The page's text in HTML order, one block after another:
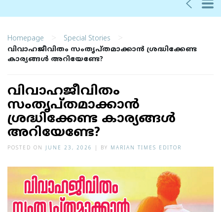
Homepage > Special Stories >
വിവാഹജീവിതം സംതൃപ്തമാക്കാന്‍ ശ്രദ്ധിക്കേണ്ട
കാര്യങ്ങള്‍ അറിയേണ്ടേ?
വിവാഹജീവിതം
സംതൃപ്തമാക്കാന്‍
ശ്രദ്ധിക്കേണ്ട കാര്യങ്ങള്‍
അറിയേണ്ടേ?
POSTED ON JUNE 23, 2026 BY MARIAN TIMES EDITOR